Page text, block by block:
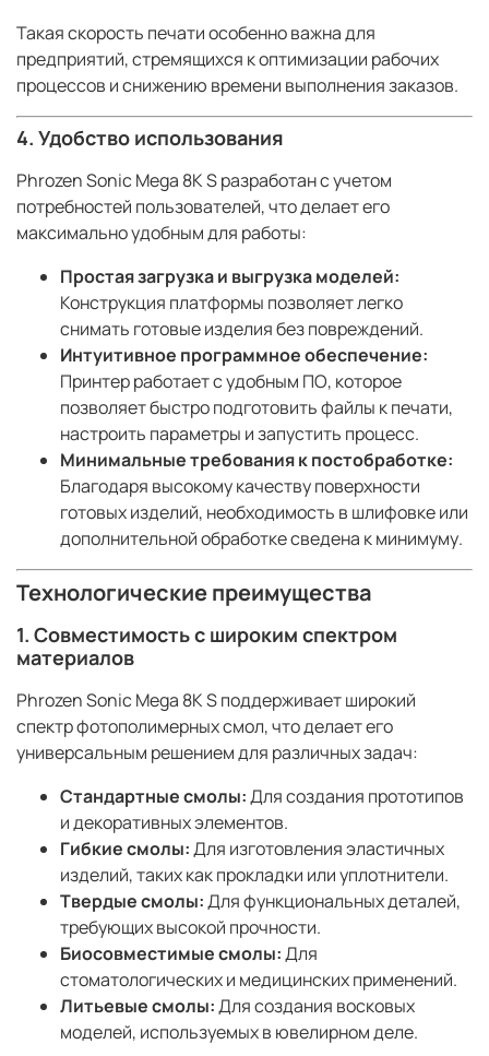
Такая скорость печати особенно важна для
предприятий, стремящихся к оптимизации рабочих
процессов и снижению времени выполнения заказов.
4. Удобство использования
Phrozen Sonic Mega 8K S разработан с учетом
потребностей пользователей, что делает его
максимально удобным для работы:
Простая загрузка и выгрузка моделей:
Конструкция платформы позволяет легко
снимать готовые изделия без повреждений.
Интуитивное программное обеспечение:
Принтер работает с удобным ПО, которое
позволяет быстро подготовить файлы к печати,
настроить параметры и запустить процесс.
Минимальные требования к постобработке:
Благодаря высокому качеству поверхности
готовых изделий, необходимость в шлифовке или
дополнительной обработке сведена к минимуму.
Технологические преимущества
1. Совместимость с широким спектром
материалов
Phrozen Sonic Mega 8K S поддерживает широкий
спектр фотополимерных смол, что делает его
универсальным решением для различных задач:
Стандартные смолы:Для создания прототипов
и декоративных элементов.
Гибкие смолы:Для изготовления эластичных
изделий, таких как прокладки или уплотнители.
Твердые смолы:Для функциональных деталей,
требующих высокой прочности.
Биосовместимые смолы:Для
стоматологических и медицинских применений.
Литьевые смолы:Для создания восковых
моделей, используемых в ювелирном деле.